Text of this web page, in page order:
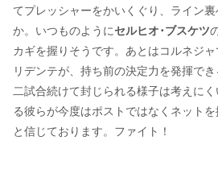
てプレッシャーをかいくぐり、ライン
か。いつものようにセルヒオ･ブスケツ
カギを握りそうです。あとはコルネジ
リデンテが、持ち前の決定力を発揮で
二試合続けて封じられる様子は考えに
る彼らが今度はポストではなくネット
と信じております。ファイト！